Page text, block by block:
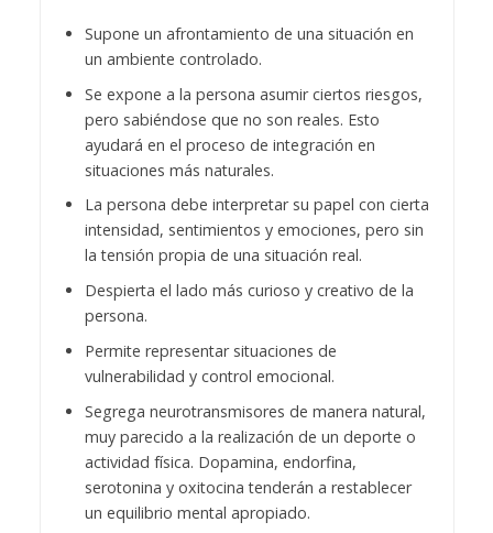
Supone un afrontamiento de una situación en
un ambiente controlado.
Se expone a la persona asumir ciertos riesgos,
pero sabiéndose que no son reales. Esto
ayudará en el proceso de integración en
situaciones más naturales.
La persona debe interpretar su papel con cierta
intensidad, sentimientos y emociones, pero sin
la tensión propia de una situación real.
Despierta el lado más curioso y creativo de la
persona.
Permite representar situaciones de
vulnerabilidad y control emocional.
Segrega neurotransmisores de manera natural,
muy parecido a la realización de un deporte o
actividad física. Dopamina, endorfina,
serotonina y oxitocina tenderán a restablecer
un equilibrio mental apropiado.